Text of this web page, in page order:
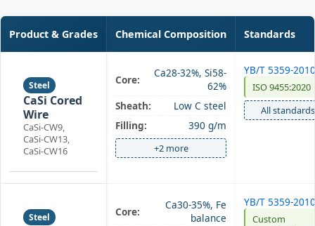
Product & Grades Chemical Composition Standards
Steel
CaSi Cored
Wire
CaSi-CW9,
CaSi-CW13,
CaSi-CW16
Core:
Ca28-32%, Si58-
62%
Sheath:
Low C steel
Filling:
390 g/m
+2 more
YB/T 5359-2010
ISO 9455:2020
All standards
Steel Core:
Ca30-35%, Fe
balance
YB/T 5359-2010
Custom